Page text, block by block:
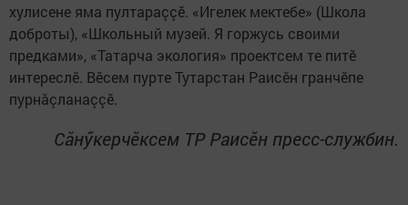
хулисене яма пултараççӗ. «Игелек мектебе» (Школа
доброты), «Школьный музей. Я горжусь своими
предками», «Татарча экология» проектсем те питӗ
интереслӗ. Вӗсем пурте Тутарстан Раисӗн гранчӗпе
пурнăçланаççӗ.
Сăнӳкерчӗксем ТР Раисӗн пресс-службин.